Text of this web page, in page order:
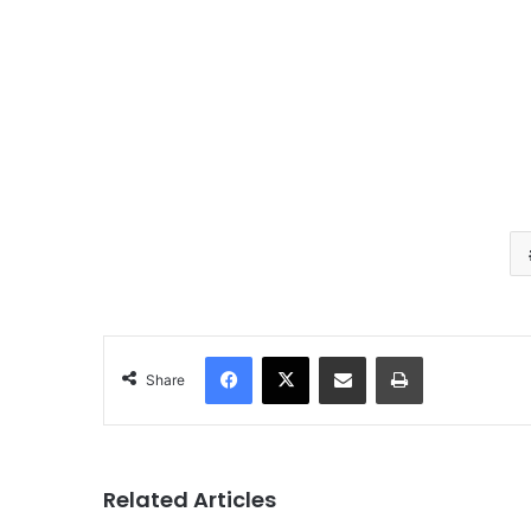
Share
Related Articles